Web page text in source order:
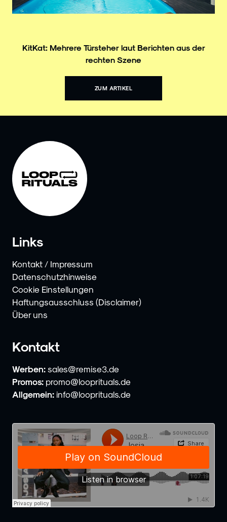
KitKat: Mehrere Türsteher laut Berichten aus der
rechten Szene
ZUM ARTIKEL
Links
Kontakt / Impressum
Datenschutzhinweise
Cookie Einstellungen
Haftungsausschluss (Disclaimer)
Über uns
Kontakt
Werben: sales@remise3.de
Promos: promo@looprituals.de
Allgemein: info@looprituals.de